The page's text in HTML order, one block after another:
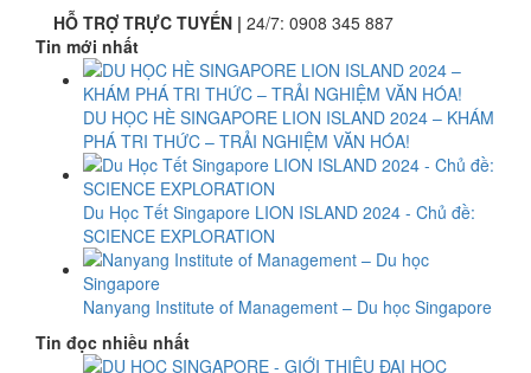
HỖ TRỢ TRỰC TUYẾN | 24/7: 0908 345 887
Tin mới nhất
DU HỌC HÈ SINGAPORE LION ISLAND 2024 – KHÁM
PHÁ TRI THỨC – TRẢI NGHIỆM VĂN HÓA!
Du Học Tết Singapore LION ISLAND 2024 - Chủ đề:
SCIENCE EXPLORATION
​Nanyang Institute of Management – Du học Singapore
Tin đọc nhiều nhất